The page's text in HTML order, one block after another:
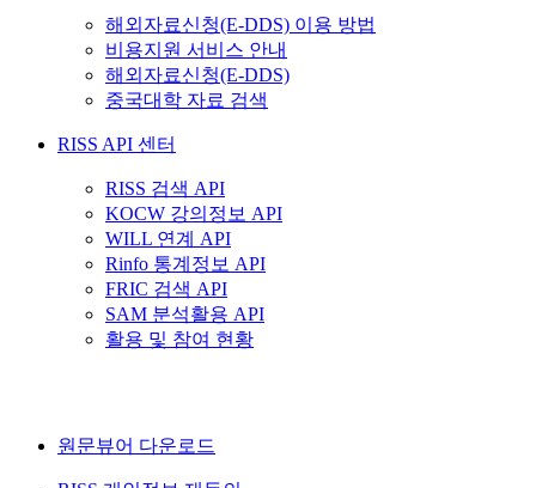
해외자료신청(E-DDS) 이용 방법
비용지원 서비스 안내
해외자료신청(E-DDS)
중국대학 자료 검색
RISS API 센터
RISS 검색 API
KOCW 강의정보 API
WILL 연계 API
Rinfo 통계정보 API
FRIC 검색 API
SAM 분석활용 API
활용 및 참여 현황
원문뷰어 다운로드